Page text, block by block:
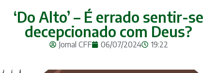
‘Do Alto’ – É errado sentir-se
decepcionado com Deus?
Jornal CFF 06/07/2024 19:22